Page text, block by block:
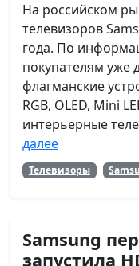
На российском
телевизоров
года. По
покупателям уже
флагманские
RGB, OLED, Mini
интерьерные
далее
Телевизоры
Samsung
запустила